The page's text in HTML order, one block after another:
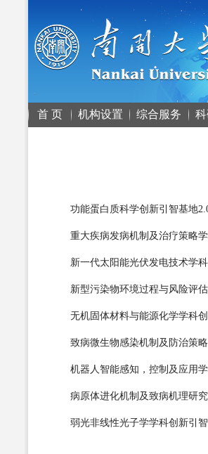
首 页 机构设置 综合服务 科
功能蛋白质科学创新引智基地
重大疾病发病机制及治疗策略
新一代太阳能光伏发电技术学
新型污染物环境过程与风险评
无机固体材料与能源化学学科
致病微生物感染机制及防治策
机器人智能感知，控制及应用
病原体进化机制及致病机理研
弱光非线性光子学学科创新引